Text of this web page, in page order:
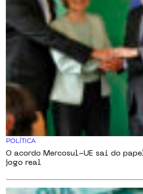
POLÍTICA
O acordo Mercosul-UE sai do
jogo real